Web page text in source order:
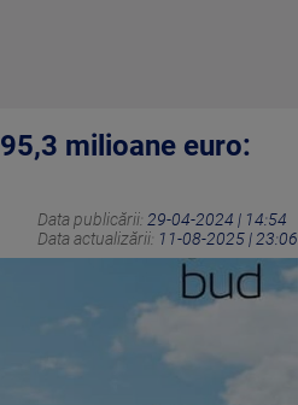
milioane euro:
Data publicării: 29-04-2024 | 14:54
Data actualizării: 11-08-2025 | 23:06